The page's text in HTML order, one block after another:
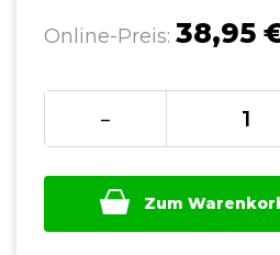
Online-Preis: 38,95
-
Zum